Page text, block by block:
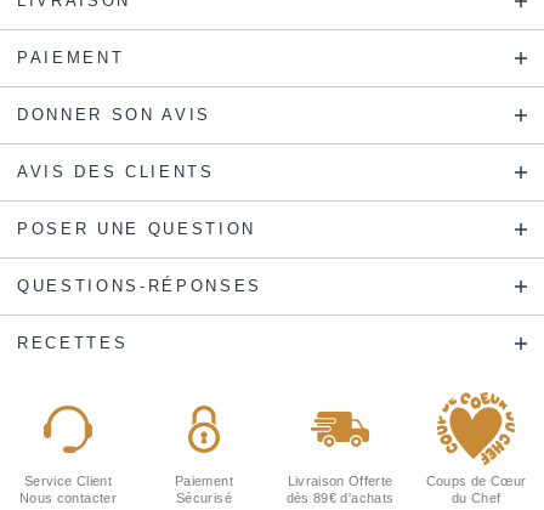
PAIEMENT
DONNER SON AVIS
AVIS DES CLIENTS
POSER UNE QUESTION
QUESTIONS-RÉPONSES
RECETTES
Service Client
Nous contacter
Paiement
Sécurisé
Livraison Offerte
dès 89€ d'achats
Coups de Cœur
du Chef